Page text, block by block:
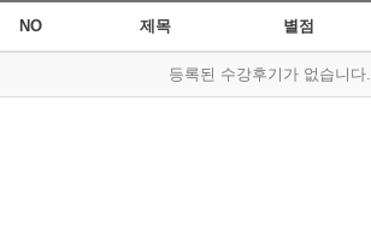
NO 제목 별점
등록된 수강후기가 없습니다.